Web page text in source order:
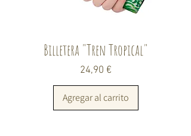
Billetera "Tren Tropical"
Precio
24,90 €
Agregar al carrito